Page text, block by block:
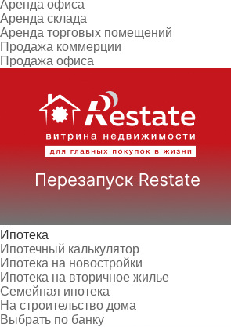
Аренда офиса
Аренда склада
Аренда торговых помещений
Продажа коммерции
Продажа офиса
Ипотека
Ипотечный калькулятор
Ипотека на новостройки
Ипотека на вторичное жилье
Семейная ипотека
На строительство дома
Выбрать по банку